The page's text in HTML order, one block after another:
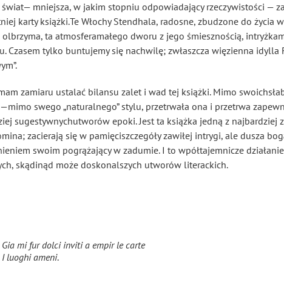
świat— mniejsza, w jakim stopniu odpowiadający rzeczywistości —
karty książki.Te Włochy Stendhala, radosne, zbudzone do
ta atmosferamałego dworu z jego śmiesznością,
Czasem tylko buntujemy się nachwilę; zwłaszcza więzienna
zamiaru ustalać bilansu zalet i wad tej książki. Mimo
swego „naturalnego” stylu, przetrwała ona i przetrwa
sugestywnychutworów epoki. Jest ta książka jedną z najbardziej
zacierają się w pamięciszczegóły zawiłej intrygi, ale dusza
swoim pogrążający w zadumie. I to wpółtajemnicze
skądinąd może doskonalszych utworów literackich.
Gia mi fur dolci inviti a empir le carte
I luoghi ameni.